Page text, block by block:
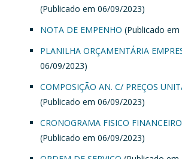
(Publicado em 06/09/2023)
NOTA DE EMPENHO (Publicado
PLANILHA ORÇAMENTÁRIA
06/09/2023)
COMPOSIÇÃO AN. C/ PREÇOS
(Publicado em 06/09/2023)
CRONOGRAMA FISICO
(Publicado em 06/09/2023)